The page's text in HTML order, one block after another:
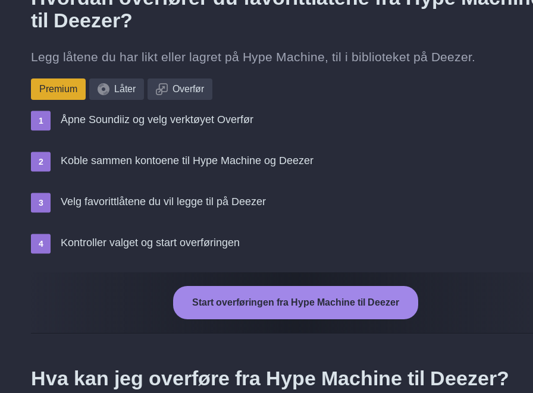
til Deezer?
Legg låtene du har likt eller lagret på Hype Machine, til i biblioteket på Deezer.
Premium Låter Overfør
Åpne Soundiiz og velg verktøyet Overfør
Koble sammen kontoene til Hype Machine og Deezer
Velg favorittlåtene du vil legge til på Deezer
Kontroller valget og start overføringen
Start overføringen fra Hype Machine til Deezer
Hva kan jeg overføre fra Hype Machine til Deezer?